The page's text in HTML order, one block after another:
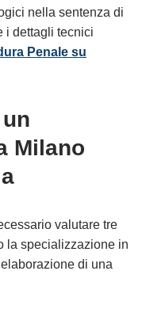
nella sentenza di
i dettagli tecnici
Penale su
Milano
valutare tre
la specializzazione in
di una